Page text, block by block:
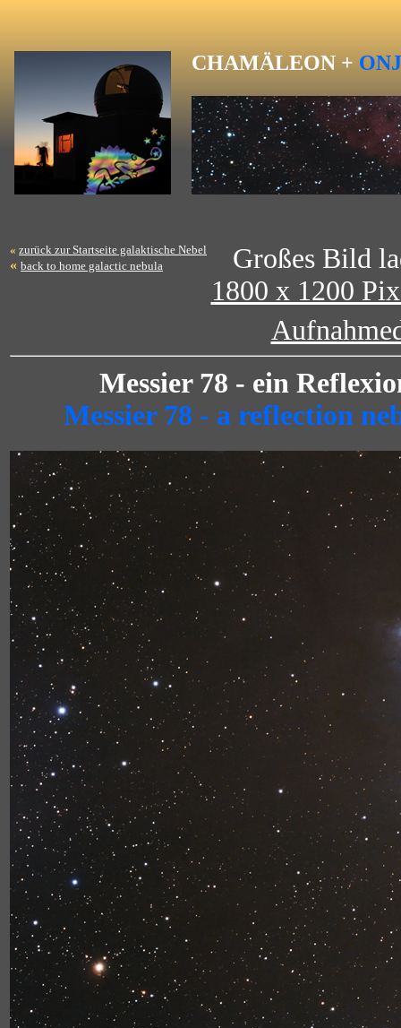
CHAMÄLEON +
« zurück zur Startseite galaktische Nebel
« back to home galactic nebula
Großes Bild
1800 x 1200
Messier 78 - ein
Messier 78 - a reflection